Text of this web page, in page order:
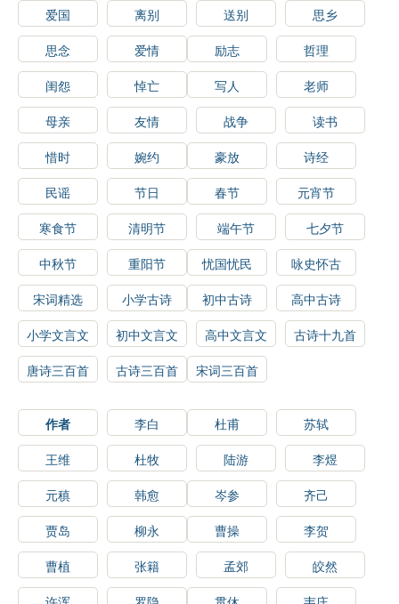
爱国
离别 送别
思乡
思念
爱情 励志
哲理
闺怨
悼亡 写人
老师
母亲
友情 战争
读书
惜时
婉约 豪放
诗经
民谣
节日 春节
元宵节
寒食节
清明节 端午节
七夕节
中秋节
重阳节 忧国忧民
咏史怀古
宋词精选
小学古诗 初中古诗
高中古诗
小学文言文
初中文言文 高中文言文
古诗十九首
唐诗三百首
古诗三百首 宋词三百首
作者 李白 杜甫
苏轼
王维
杜牧 陆游
李煜
元稹
韩愈 岑参
齐己
贾岛
柳永 曹操
李贺
曹植
张籍 孟郊
皎然